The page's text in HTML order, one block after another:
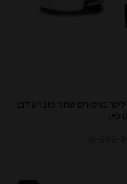
פח פדל ראש מעוגל סגירה שקטה 3 ליטר בגימורים שחור מוברש לבן